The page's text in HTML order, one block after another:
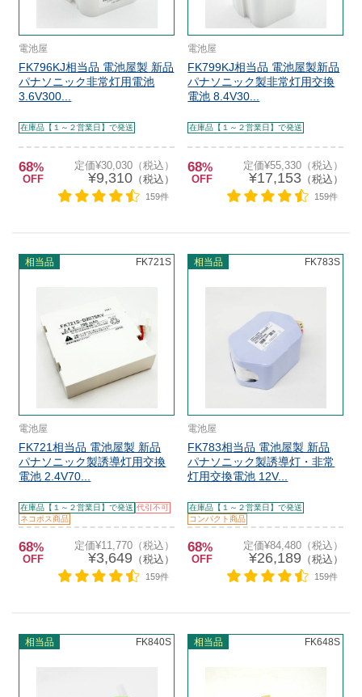
電池屋
FK796KJ相当品 電池屋製 新品
パナソニック非常灯用電池
3.6V300...
在庫品【１～２営業日】で発送
68%
OFF
定価¥30,030（税込）
¥9,310（税込）
159件
電池屋
FK799KJ相当品 電池屋製新品
パナソニック製非常灯用交換
電池 8.4V30...
在庫品【１～２営業日】で発送
68%
OFF
定価¥55,330（税込）
¥17,153（税込）
159件
相当品 FK721S
電池屋
FK721相当品 電池屋製 新品
パナソニック製誘導灯用交換
電池 2.4V70...
在庫品【１～２営業日】で発送 代引不可
ネコポス商品
68%
OFF
定価¥11,770（税込）
¥3,649 （税込）
159件
相当品 FK783S
電池屋
FK783相当品 電池屋製 新品
パナソニック製誘導灯・非常
灯用交換電池 12V...
在庫品【１～２営業日】で発送
コンパクト商品
68%
OFF
定価¥84,480（税込）
¥26,189 （税込）
159件
相当品 FK840S 相当品 FK648S